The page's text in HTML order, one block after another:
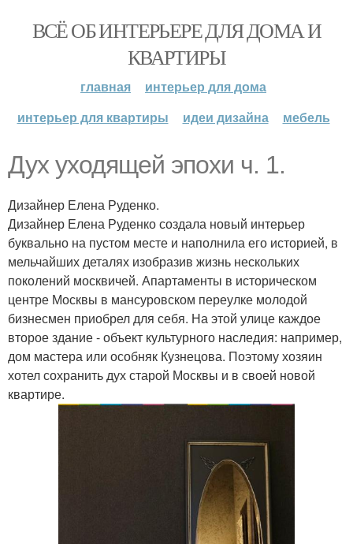
ВСЁ ОБ ИНТЕРЬЕРЕ ДЛЯ ДОМА И
КВАРТИРЫ
главная
интерьер для дома
интерьер для квартиры
идеи дизайна мебель
Дух уходящей эпохи ч. 1.
Дизайнер Елена Руденко.
Дизайнер Елена Руденко создала новый интерьер
буквально на пустом месте и наполнила его историей, в
мельчайших деталях изобразив жизнь нескольких
поколений москвичей. Апартаменты в историческом
центре Москвы в мансуровском переулке молодой
бизнесмен приобрел для себя. На этой улице каждое
второе здание - объект культурного наследия: например,
дом мастера или особняк Кузнецова. Поэтому хозяин
хотел сохранить дух старой Москвы и в своей новой
квартире.